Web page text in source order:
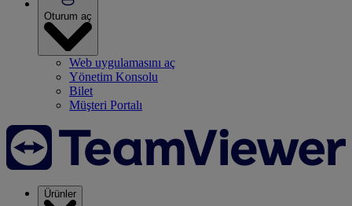
Oturum aç
Web uygulamasını aç
Yönetim Konsolu
Bilet
Müşteri Portalı
Ürünler